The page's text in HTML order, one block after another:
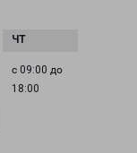
с 09:00 до
18:00